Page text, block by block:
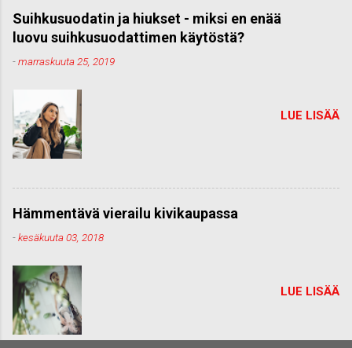
Suihkusuodatin ja hiukset - miksi en enää
luovu suihkusuodattimen käytöstä?
-marraskuuta 25, 2019
LUE LISÄÄ
Hämmentävä vierailu kivikaupassa
-kesäkuuta 03, 2018
LUE LISÄÄ